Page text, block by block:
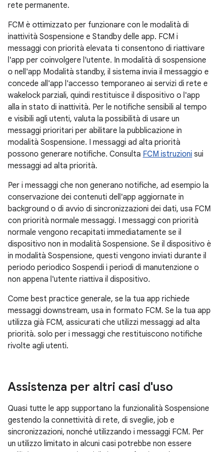
rete permanente.
FCM è ottimizzato per funzionare con le modalità di
inattività Sospensione e Standby delle app. FCM i
messaggi con priorità elevata ti consentono di riattivare
l'app per coinvolgere l'utente. In modalità di sospensione
o nell'app Modalità standby, il sistema invia il messaggio e
concede all'app l'accesso temporaneo ai servizi di rete e
wakelock parziali, quindi restituisce il dispositivo o l'app
alla in stato di inattività. Per le notifiche sensibili al tempo
e visibili agli utenti, valuta la possibilità di usare un
messaggi prioritari per abilitare la pubblicazione in
modalità Sospensione. I messaggi ad alta priorità
possono generare notifiche. Consulta FCM istruzioni sui
messaggi ad alta priorità.
Per i messaggi che non generano notifiche, ad esempio la
conservazione dei contenuti dell'app aggiornate in
background o di avvio di sincronizzazioni dei dati, usa FCM
con priorità normale messaggi. I messaggi con priorità
normale vengono recapitati immediatamente se il
dispositivo non in modalità Sospensione. Se il dispositivo è
in modalità Sospensione, questi vengono inviati durante il
periodo periodico Sospendi i periodi di manutenzione o
non appena l'utente riattiva il dispositivo.
Come best practice generale, se la tua app richiede
messaggi downstream, usa in formato FCM. Se la tua app
utilizza già FCM, assicurati che utilizzi messaggi ad alta
priorità. solo per i messaggi che restituiscono notifiche
rivolte agli utenti.
Assistenza per altri casi d'uso
Quasi tutte le app supportano la funzionalità Sospensione
gestendo la connettività di rete, di sveglie, job e
sincronizzazioni, nonché utilizzando i messaggi FCM. Per
un utilizzo limitato in alcuni casi potrebbe non essere